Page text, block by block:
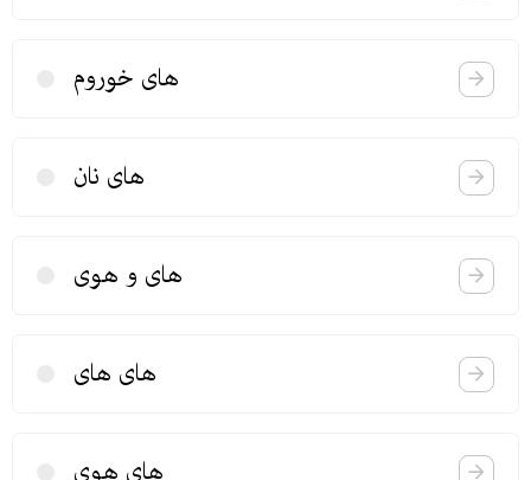
های خوروم
های نان
های و هوی
های های
های هوی